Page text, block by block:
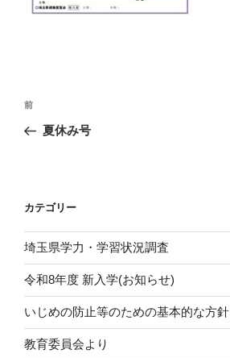
投
ナ
ー
シ
ョ
ン
前
の
前
夏休み号
カテゴリー
埼玉県学力・学習状況調査
令和8年度 新入学(お知らせ)
いじめの防止等のための基本的な方針
教育委員会より